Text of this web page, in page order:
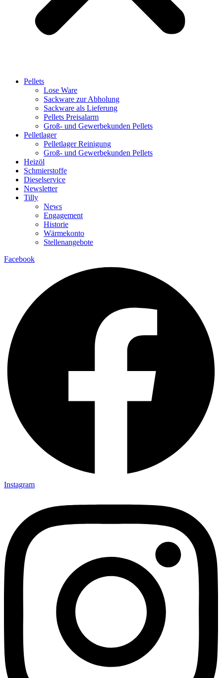
Pellets
Lose Ware
Sackware zur Abholung
Sackware als Lieferung
Pellets Preisalarm
Groß- und Gewerbekunden Pellets
Pelletlager
Pelletlager Reinigung
Groß- und Gewerbekunden Pellets
Heizöl
Schmierstoffe
Dieselservice
Newsletter
Tilly
News
Engagement
Historie
Wärmekonto
Stellenangebote
Facebook
Instagram